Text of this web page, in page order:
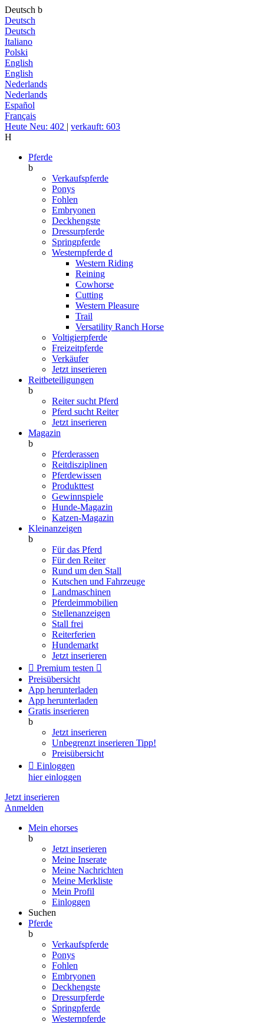
Deutsch b
Deutsch
Deutsch
Italiano
Polski
English
English
Nederlands
Nederlands
Español
Français
Heute Neu: 402 | verkauft: 603
H
Pferde
b
Verkaufspferde
Ponys
Fohlen
Embryonen
Deckhengste
Dressurpferde
Springpferde
Westernpferde d
Western Riding
Reining
Cowhorse
Cutting
Western Pleasure
Trail
Versatility Ranch Horse
Voltigierpferde
Freizeitpferde
Verkäufer
Jetzt inserieren
Reitbeteiligungen
b
Reiter sucht Pferd
Pferd sucht Reiter
Jetzt inserieren
Magazin
b
Pferderassen
Reitdisziplinen
Pferdewissen
Produkttest
Gewinnspiele
Hunde-Magazin
Katzen-Magazin
Kleinanzeigen
b
Für das Pferd
Für den Reiter
Rund um den Stall
Kutschen und Fahrzeuge
Landmaschinen
Pferdeimmobilien
Stellenanzeigen
Stall frei
Reiterferien
Hundemarkt
Jetzt inserieren
 Premium testen 
Preisübersicht
App herunterladen
App herunterladen
Gratis inserieren
b
Jetzt inserieren
Unbegrenzt inserieren Tipp!
Preisübersicht
 Einloggen
hier einloggen
Jetzt inserieren
Anmelden
Mein ehorses
b
Jetzt inserieren
Meine Inserate
Meine Nachrichten
Meine Merkliste
Mein Profil
Einloggen
Suchen
Pferde
b
Verkaufspferde
Ponys
Fohlen
Embryonen
Deckhengste
Dressurpferde
Springpferde
Westernpferde